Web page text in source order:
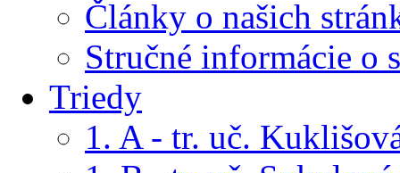
Články o našich
Stručné informácie o
Triedy
1. A - tr. uč.